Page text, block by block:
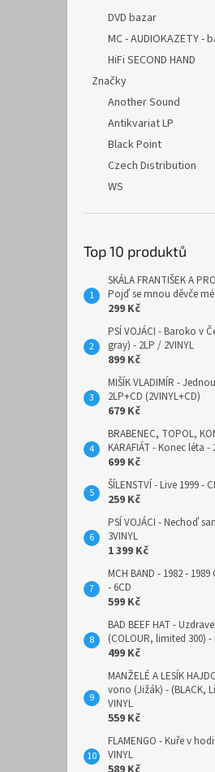
DVD bazar
MC - AUDIOKAZETY -
HiFi SECOND HAND
Značky
Another Sound
Antikvariat LP
Black Point
Czech Distribution
WS
Top 10 produktů
SKÁLA FRANTIŠEK A
Pojď se mnou děvče mé
299 Kč
PSÍ VOJÁCI - Baroko v
gray) - 2LP / 2VINYL
899 Kč
MIŠÍK VLADIMÍR -
2LP+CD (2VINYL+CD)
679 Kč
BRABENEC, TOPOL,
KARAFIÁT - Konec léta -
699 Kč
ŠÍLENSTVÍ - Live 1999 -
259 Kč
PSÍ VOJÁCI - Nechoď
3VINYL
1 399 Kč
MCH BAND - 1982 -
- 6CD
599 Kč
BAD BEEF HAT -
(COLOUR, limited 300) -
499 Kč
MANŽELÉ A LESÍK
vono (Jižák) - (BLACK,
VINYL
559 Kč
FLAMENGO - Kuře v
VINYL